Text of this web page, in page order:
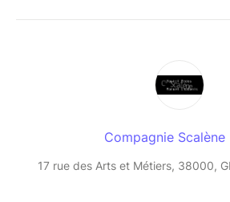
Compagnie Scalène
17 rue des Arts et Métiers, 38000,